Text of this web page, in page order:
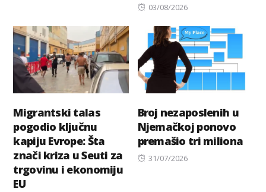
Posted
03/08/2026
Migrantski talas
pogodio ključnu
kapiju Evrope: Šta
znači kriza u Seuti za
trgovinu i ekonomiju
EU
Broj nezaposlenih u
Njemačkoj ponovo
premašio tri miliona
Posted
31/07/2026